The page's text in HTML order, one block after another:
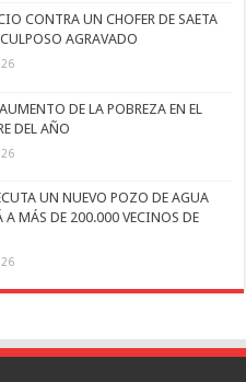
CONTRA UN CHOFER DE SAETA
AGRAVADO
DE LA POBREZA EN EL
DEL AÑO
UN NUEVO POZO DE AGUA
A MÁS DE 200.000 VECINOS DE